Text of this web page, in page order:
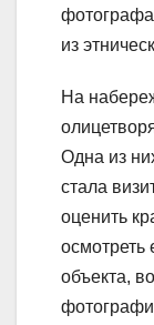
из
На
Одна из
стала
оценить
осмотреть
объекта,